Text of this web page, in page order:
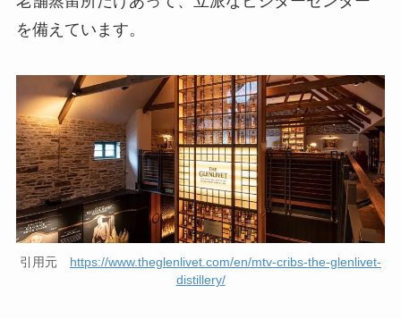
を備えています。
引用元 https://www.theglenlivet.com/en/mtv-cribs-the-glenlivet-
distillery/